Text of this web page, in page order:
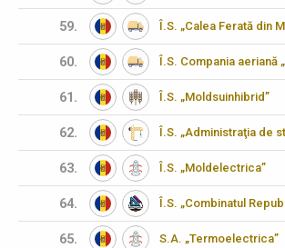
59. Î.S. „Calea Ferată din
60. Î.S. Compania aeriană
61. Î.S. „Moldsuinhibrid”
62. Î.S. „Administraţia de
63. Î.S. „Moldelectrica”
64. Î.S. „Combinatul
65. S.A. „Termoelectrica”